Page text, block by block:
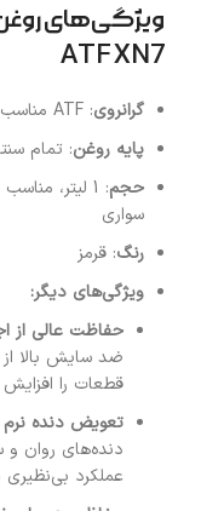
ویژگی‌های
ATF XN7
گرانروی: ATF مناسب برای گیربکس‌های اتوماتیک
پایه روغن: تمام
حجم
: 1 لیتر،
سواری
رنگ: قرمز
ویژگی‌های دیگر:
حفاظت عالی از
ضد سایش بالا
قطعات را
تعویض دنده
عملکرد بی‌نظیری